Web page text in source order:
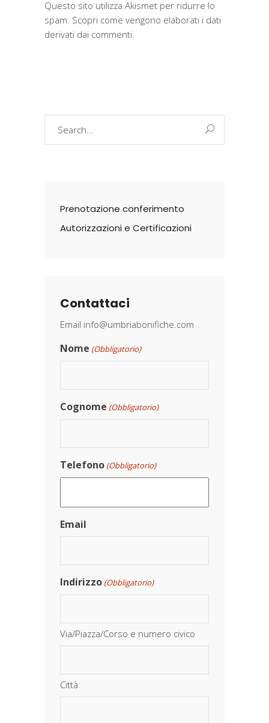
Questo sito utilizza Akismet per ridurre lo
spam. Scopri come vengono elaborati i dati
derivati dai commenti.
Prenotazione conferimento
Autorizzazioni e Certificazioni
Contattaci
Email info@umbriabonifiche.com
Nome (Obbligatorio)
Cognome (Obbligatorio)
Telefono (Obbligatorio)
Email
Indirizzo (Obbligatorio)
Via/Piazza/Corso e numero civico
Città